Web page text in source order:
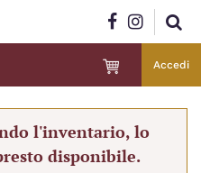
Accedi
l'inventario, lo
disponibile.